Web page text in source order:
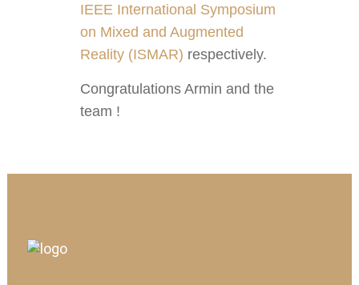
IEEE International Symposium
on Mixed and Augmented
Reality (ISMAR) respectively.
Congratulations Armin and the
team !